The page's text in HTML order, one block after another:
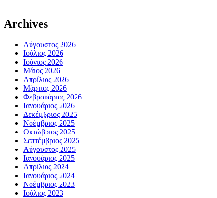
Archives
Αύγουστος 2026
Ιούλιος 2026
Ιούνιος 2026
Μάιος 2026
Απρίλιος 2026
Μάρτιος 2026
Φεβρουάριος 2026
Ιανουάριος 2026
Δεκέμβριος 2025
Νοέμβριος 2025
Οκτώβριος 2025
Σεπτέμβριος 2025
Αύγουστος 2025
Ιανουάριος 2025
Απρίλιος 2024
Ιανουάριος 2024
Νοέμβριος 2023
Ιούλιος 2023